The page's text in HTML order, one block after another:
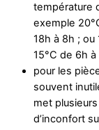
température
exemple
18h à 8h ;
15°C de 6h à
pour les
souvent
met
d’inconfort